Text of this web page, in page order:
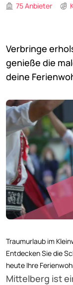
75 Anbieter
Verbringe
genieße die
deine
Traumurlaub im
Entdecken Sie die
heute Ihre
Mittelberg ist